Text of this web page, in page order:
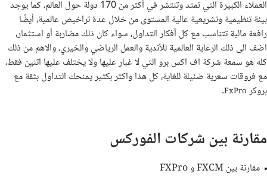
العملاء الكبيرة التي تمتد وتنتشر في أكثر من 170 دولة حول العالم، كما يوجد
بيئة تنظيمية وتشريعية عالية المستوى من خلال عدة تراخيص عالمية، أيضًا
رافعة مالية تتناسب مع كل أفكار التداول، سواء كان ذلك مضاربة أو استثمار،
اضف الى ذلك الرعاية العالمية للأندية والعمل الرياضي والخيري، والاهم من ذلك
كله هو سمعة شركة اف اكس برو التي لا غبار عليها ولا يختلف عليها اثنين فقط،
مع فروقات سعرية ضئيلة للغاية، كل هذا واكثر بكثير يمنحك التداول بثقة مع
بروكرFxPro
.
مقارنة بين شركات الفوركس
مقارنة بين FXCM و FXPro